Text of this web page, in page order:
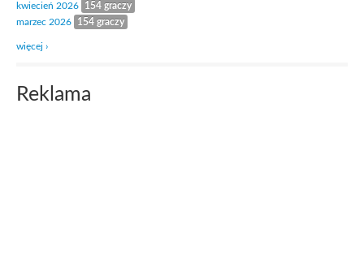
kwiecień 2026
154 graczy
marzec 2026
154 graczy
więcej ›
Reklama